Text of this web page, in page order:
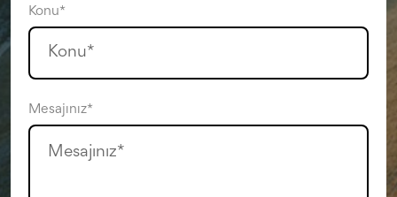
Konu*
Mesajınız*